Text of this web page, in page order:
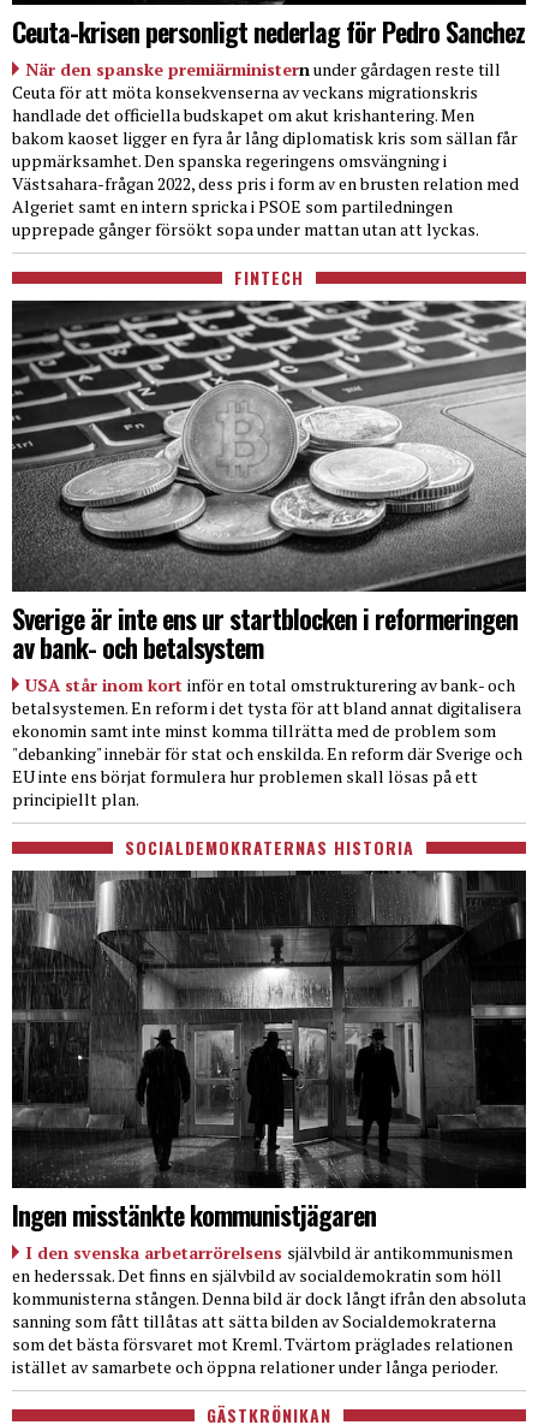
Ceuta-krisen personligt nederlag för Pedro Sanchez
När den spanske premiärministernunder gårdagen reste till
Ceuta för att möta konsekvenserna av veckans migrationskris
handlade det officiella budskapet om akut krishantering. Men
bakom kaoset ligger en fyra år lång diplomatisk kris som sällan får
uppmärksamhet. Den spanska regeringens omsvängning i
Västsahara-frågan 2022, dess pris i form av en brusten relation med
Algeriet samt en intern spricka i PSOE som partiledningen
upprepade gånger försökt sopa under mattan utan att lyckas.
FINTECH
Sverige är inte ens ur startblocken i reformeringen
av bank- och betalsystem
USA står inom kort inför en total omstrukturering av bank- och
betalsystemen. En reform i det tysta för att bland annat digitalisera
ekonomin samt inte minst komma tillrätta med de problem som
"debanking" innebär för stat och enskilda. En reform där Sverige och
EU inte ens börjat formulera hur problemen skall lösas på ett
principiellt plan.
SOCIALDEMOKRATERNAS HISTORIA
Ingen misstänkte kommunistjägaren
I den svenska arbetarrörelsens självbild är antikommunismen
en hederssak. Det finns en självbild av socialdemokratin som höll
kommunisterna stången. Denna bild är dock långt ifrån den absoluta
sanning som fått tillåtas att sätta bilden av Socialdemokraterna
som det bästa försvaret mot Kreml. Tvärtom präglades relationen
istället av samarbete och öppna relationer under långa perioder.
GÄSTKRÖNIKAN